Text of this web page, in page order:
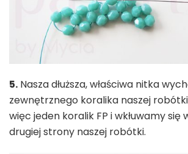
5. Nasza dłuższa, właściwa nitka
zewnętrznego koralika naszej
więc jeden koralik FP i wkłuwamy się
drugiej strony naszej robótki.